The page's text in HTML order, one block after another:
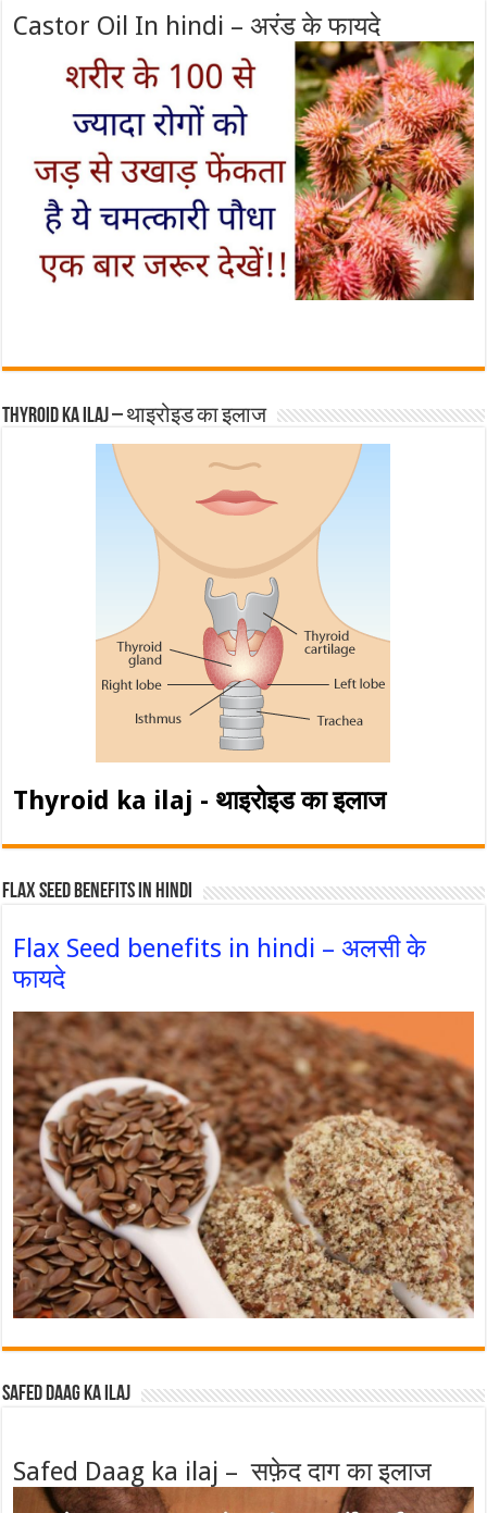
Castor Oil In hindi – अरंड के फायदे
Thyroid ka ilaj – थाइरोइड का इलाज
Thyroid ka ilaj - थाइरोइड का इलाज
Flax Seed Benefits in hindi
Flax Seed benefits in hindi – अलसी के
फायदे
Safed Daag ka ilaj
Safed Daag ka ilaj – सफ़ेद दाग का इलाज